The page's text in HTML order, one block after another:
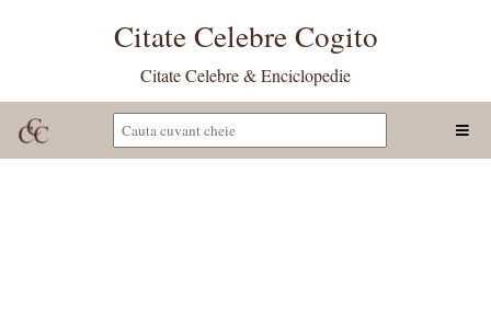
Citate Celebre Cogito
Citate Celebre & Enciclopedie